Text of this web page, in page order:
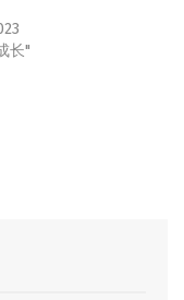
长"